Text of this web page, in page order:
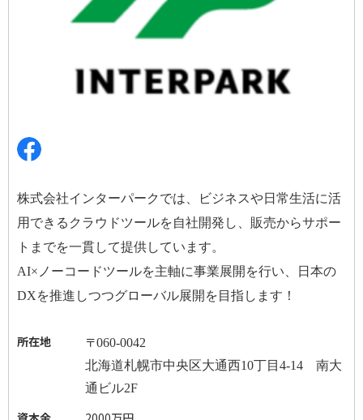
株式会社インターパークでは、ビジネスや日常生活に活
用できるクラウドツールを自社開発し、販売からサポー
トまでを一貫して提供しています。
AI× ノーコードツールを主軸に事業展開を行い、日本の
DXを推進しつつグローバル展開を目指します！
所在地 〒060-0042
北海道札幌市中央区大通西10丁目 4-14 南大
通ビル2F